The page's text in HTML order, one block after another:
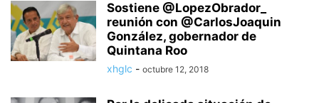
Sostiene @LopezObrador_
reunión con @CarlosJoaquin
González, gobernador de
Quintana Roo
xhglc - octubre 12, 2018